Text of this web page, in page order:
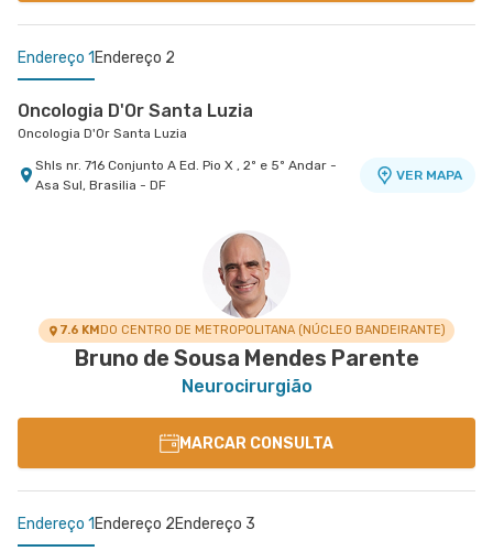
Endereço 1 Endereço 2
Oncologia D'Or Santa Luzia
Oncologia D'Or Santa Luzia
Shls nr. 716 Conjunto A Ed. Pio X , 2º e 5º Andar -
Asa Sul, Brasilia - DF
VER MAPA
Shln nr. S/N Lote 9 Bloco B, Edifício Biosphere
3ºandar - Asa Norte, Brasilia - DF
7.6 KMDO CENTRO DE METROPOLITANA (NÚCLEO BANDEIRANTE)
Bruno de Sousa Mendes Parente
Neurocirurgião
MARCAR CONSULTA
Endereço 1 Endereço 2Endereço 3